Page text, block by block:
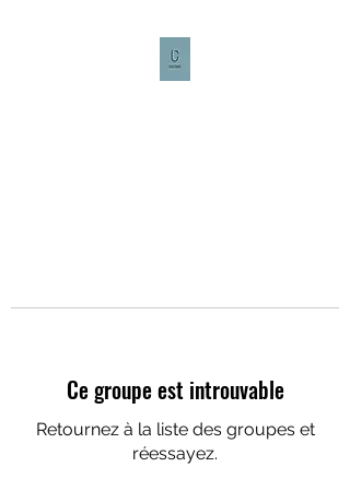
Ce groupe est introuvable
Retournez à la liste des groupes et
réessayez.